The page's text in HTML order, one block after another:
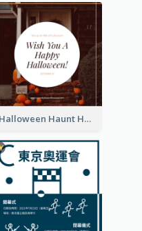
Halloween Haunt House Instagram Post